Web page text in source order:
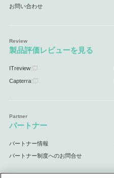
お問い合わせ
製品評価レビューを見る
ITreview
Capterra
パートナー
パートナー情報
パートナー制度へのお問合せ